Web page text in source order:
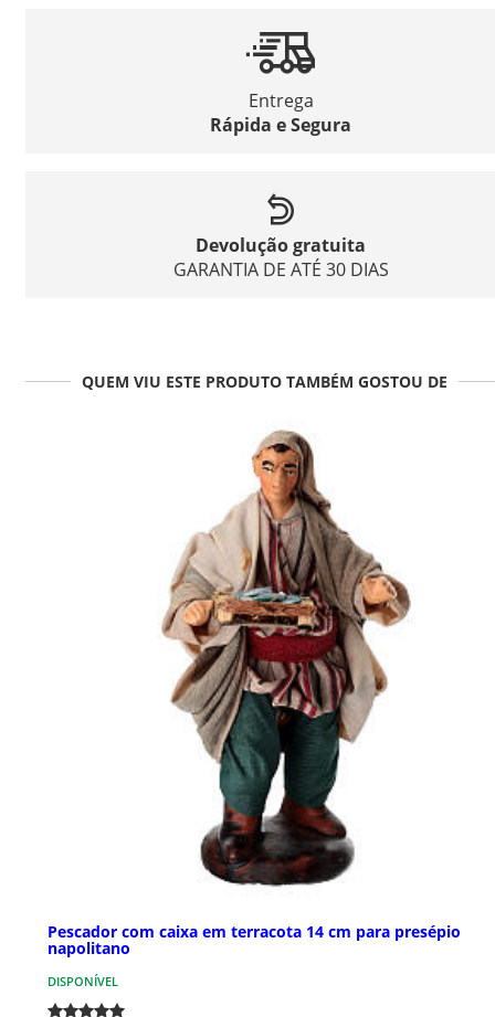
Entrega
Rápida e Segura
Devolução gratuita
GARANTIA DE ATÉ 30 DIAS
QUEM VIU ESTE PRODUTO TAMBÉM GOSTOU DE
Pescador com caixa em terracota 14 cm para presépio
napolitano
DISPONÍVEL